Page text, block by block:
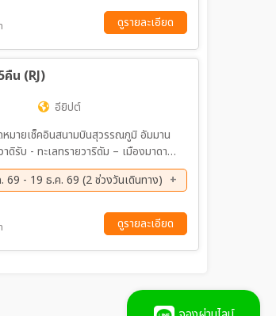
ดูรายละเอียด
น (RJ)
อียิปต์
มายเช็คอินสนามบินสุวรรณภูมิ อัมมาน
รับ - ทะเลทรายวาริดัม – เมืองมาดาบา
ปปิ้งผลิตภัณฑ์เดดซี – เล่นน้ำและพักผ่อน
ครโรมันแห่งอัมมาน – อัมมาน (สนามบิน
อูฐชมวิวพีระมิด (รวมค่าขี่อูฐ) – ชม
ย์ – ห้องสมุด แห่งอเล็กซานเดรีย – ป้อม
(NEMC) – ป้อมปราการแห่งซาลาดิน –
69 - 19 ธ.ค. 69 (2 ช่วงวันเดินทาง)
ดูรายละเอียด